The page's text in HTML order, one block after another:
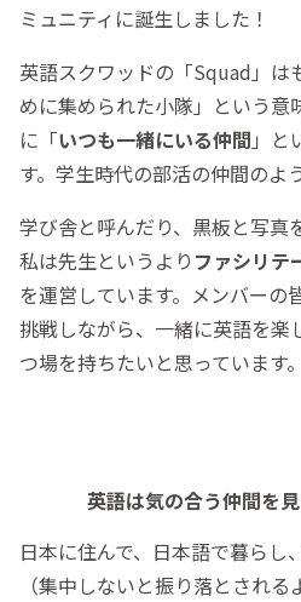
ミュニティに誕生しました！
英語スクワッドの「Squad」は
めに集められた小隊」という意
に「いつも一緒にいる仲間 」と
す。学生時代の部活の仲間のよ
学び舎と呼んだり、黒板と写真
私は先生というより ファシリテ
を運営しています。メンバーの
挑戦しながら、一緒に英語を楽
つ場を持ちたいと思っています。
英語は気の合う仲間を
日本に住んで、日本語で暮らし
（集中しないと振り落とされる